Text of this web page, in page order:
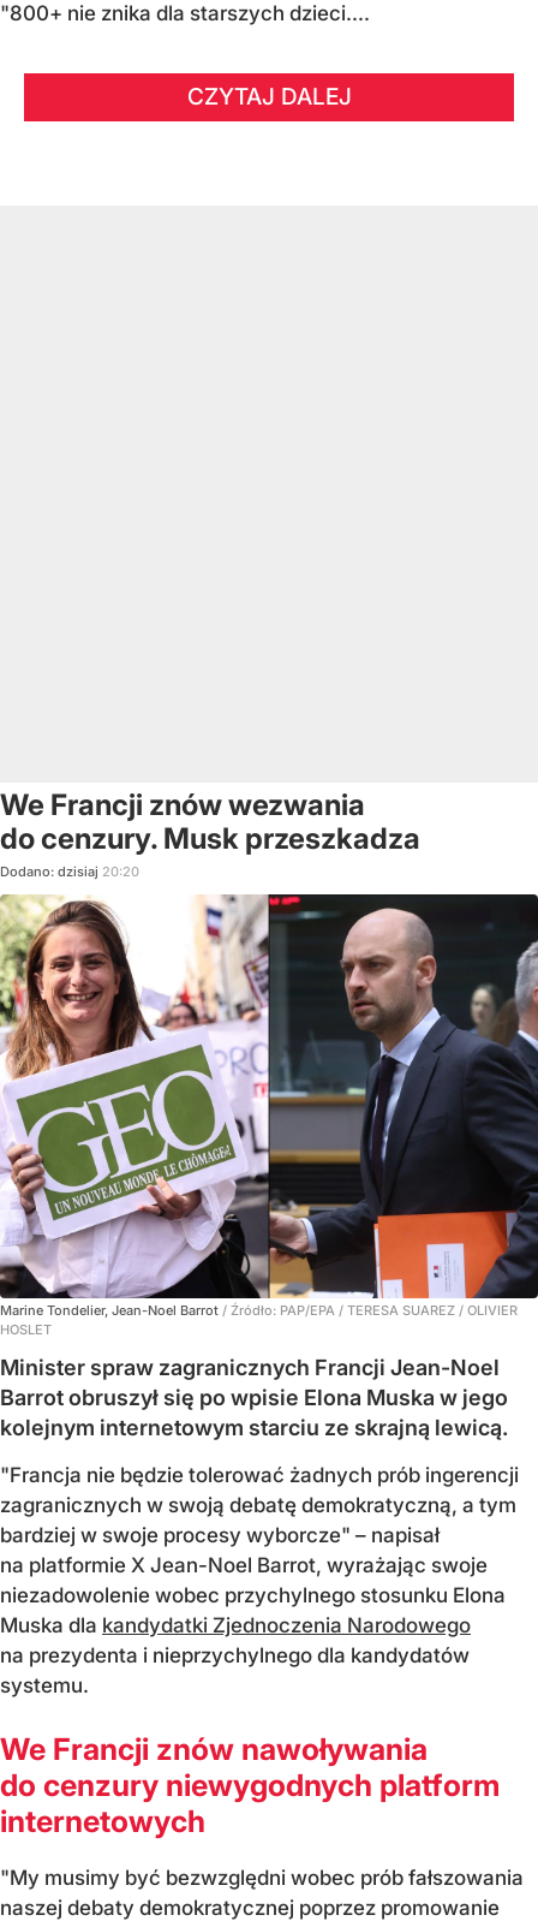
"800+ nie znika dla starszych dzieci....
CZYTAJ DALEJ
We Francji znów wezwania
do cenzury. Musk przeszkadza
Dodano: dzisiaj 20:20
Marine Tondelier, Jean-Noel Barrot / Źródło: PAP/EPA / TERESA SUAREZ / OLIVIER
HOSLET
Minister spraw zagranicznych Francji Jean-Noel
Barrot obruszył się po wpisie Elona Muska w jego
kolejnym internetowym starciu ze skrajną lewicą.
"Francja nie będzie tolerować żadnych prób ingerencji
zagranicznych w swoją debatę demokratyczną, a tym
bardziej w swoje procesy wyborcze" – napisał
na platformie X Jean-Noel Barrot, wyrażając swoje
niezadowolenie wobec przychylnego stosunku Elona
Muska dla kandydatki Zjednoczenia Narodowego
na prezydenta i nieprzychylnego dla kandydatów
systemu.
We Francji znów nawoływania
do cenzury niewygodnych platform
internetowych
"My musimy być bezwzględni wobec prób fałszowania
naszej debaty demokratycznej poprzez promowanie